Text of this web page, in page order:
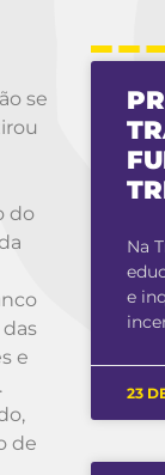
se
do
e
de
Na
e
23